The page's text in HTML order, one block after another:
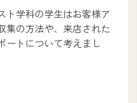
ト学科の学生はお客様ア
集の方法や、来店された
ートについて考えまし